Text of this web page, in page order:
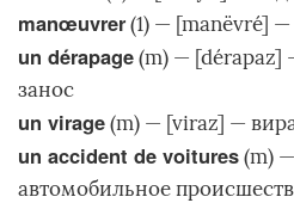
manœuvrer(1) — [manëvré]
un dérapage(m) — [dérapaz]
занос
un virage(m) — [viraz] —
un accident de voitures(m)
автомобильное